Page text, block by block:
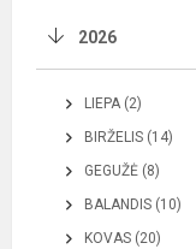
2026
LIEPA (2)
BIRŽELIS (14)
GEGUŽĖ (8)
BALANDIS (10)
KOVAS (20)